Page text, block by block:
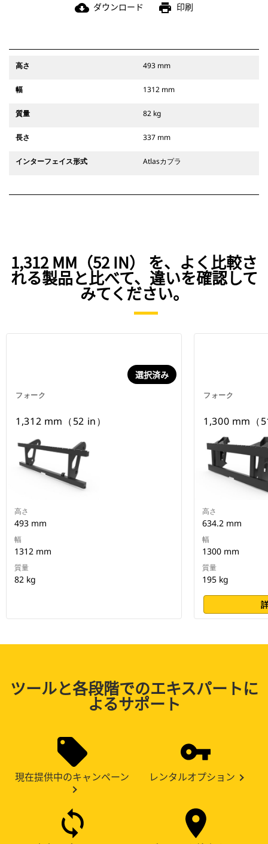
cloud_download ダウンロード print 印刷
高さ 493 mm
幅 1312 mm
質量 82 kg
長さ 337 mm
インターフェイス形式 Atlasカプラ
1,312 MM（52 IN） を、よく比較さ
れる製品と比べて、違いを確認して
みてください。
フォーク
選択済み
1,312 mm（52 in）
高さ
493 mm
幅
1312 mm
質量
82 kg
フォーク
1,300 mm（
高さ
634.2 mm
幅
1300 mm
質量
195 kg
ツールと各段階でのエキスパートに
よるサポート
現在提供中のキャンペーン レンタルオプション